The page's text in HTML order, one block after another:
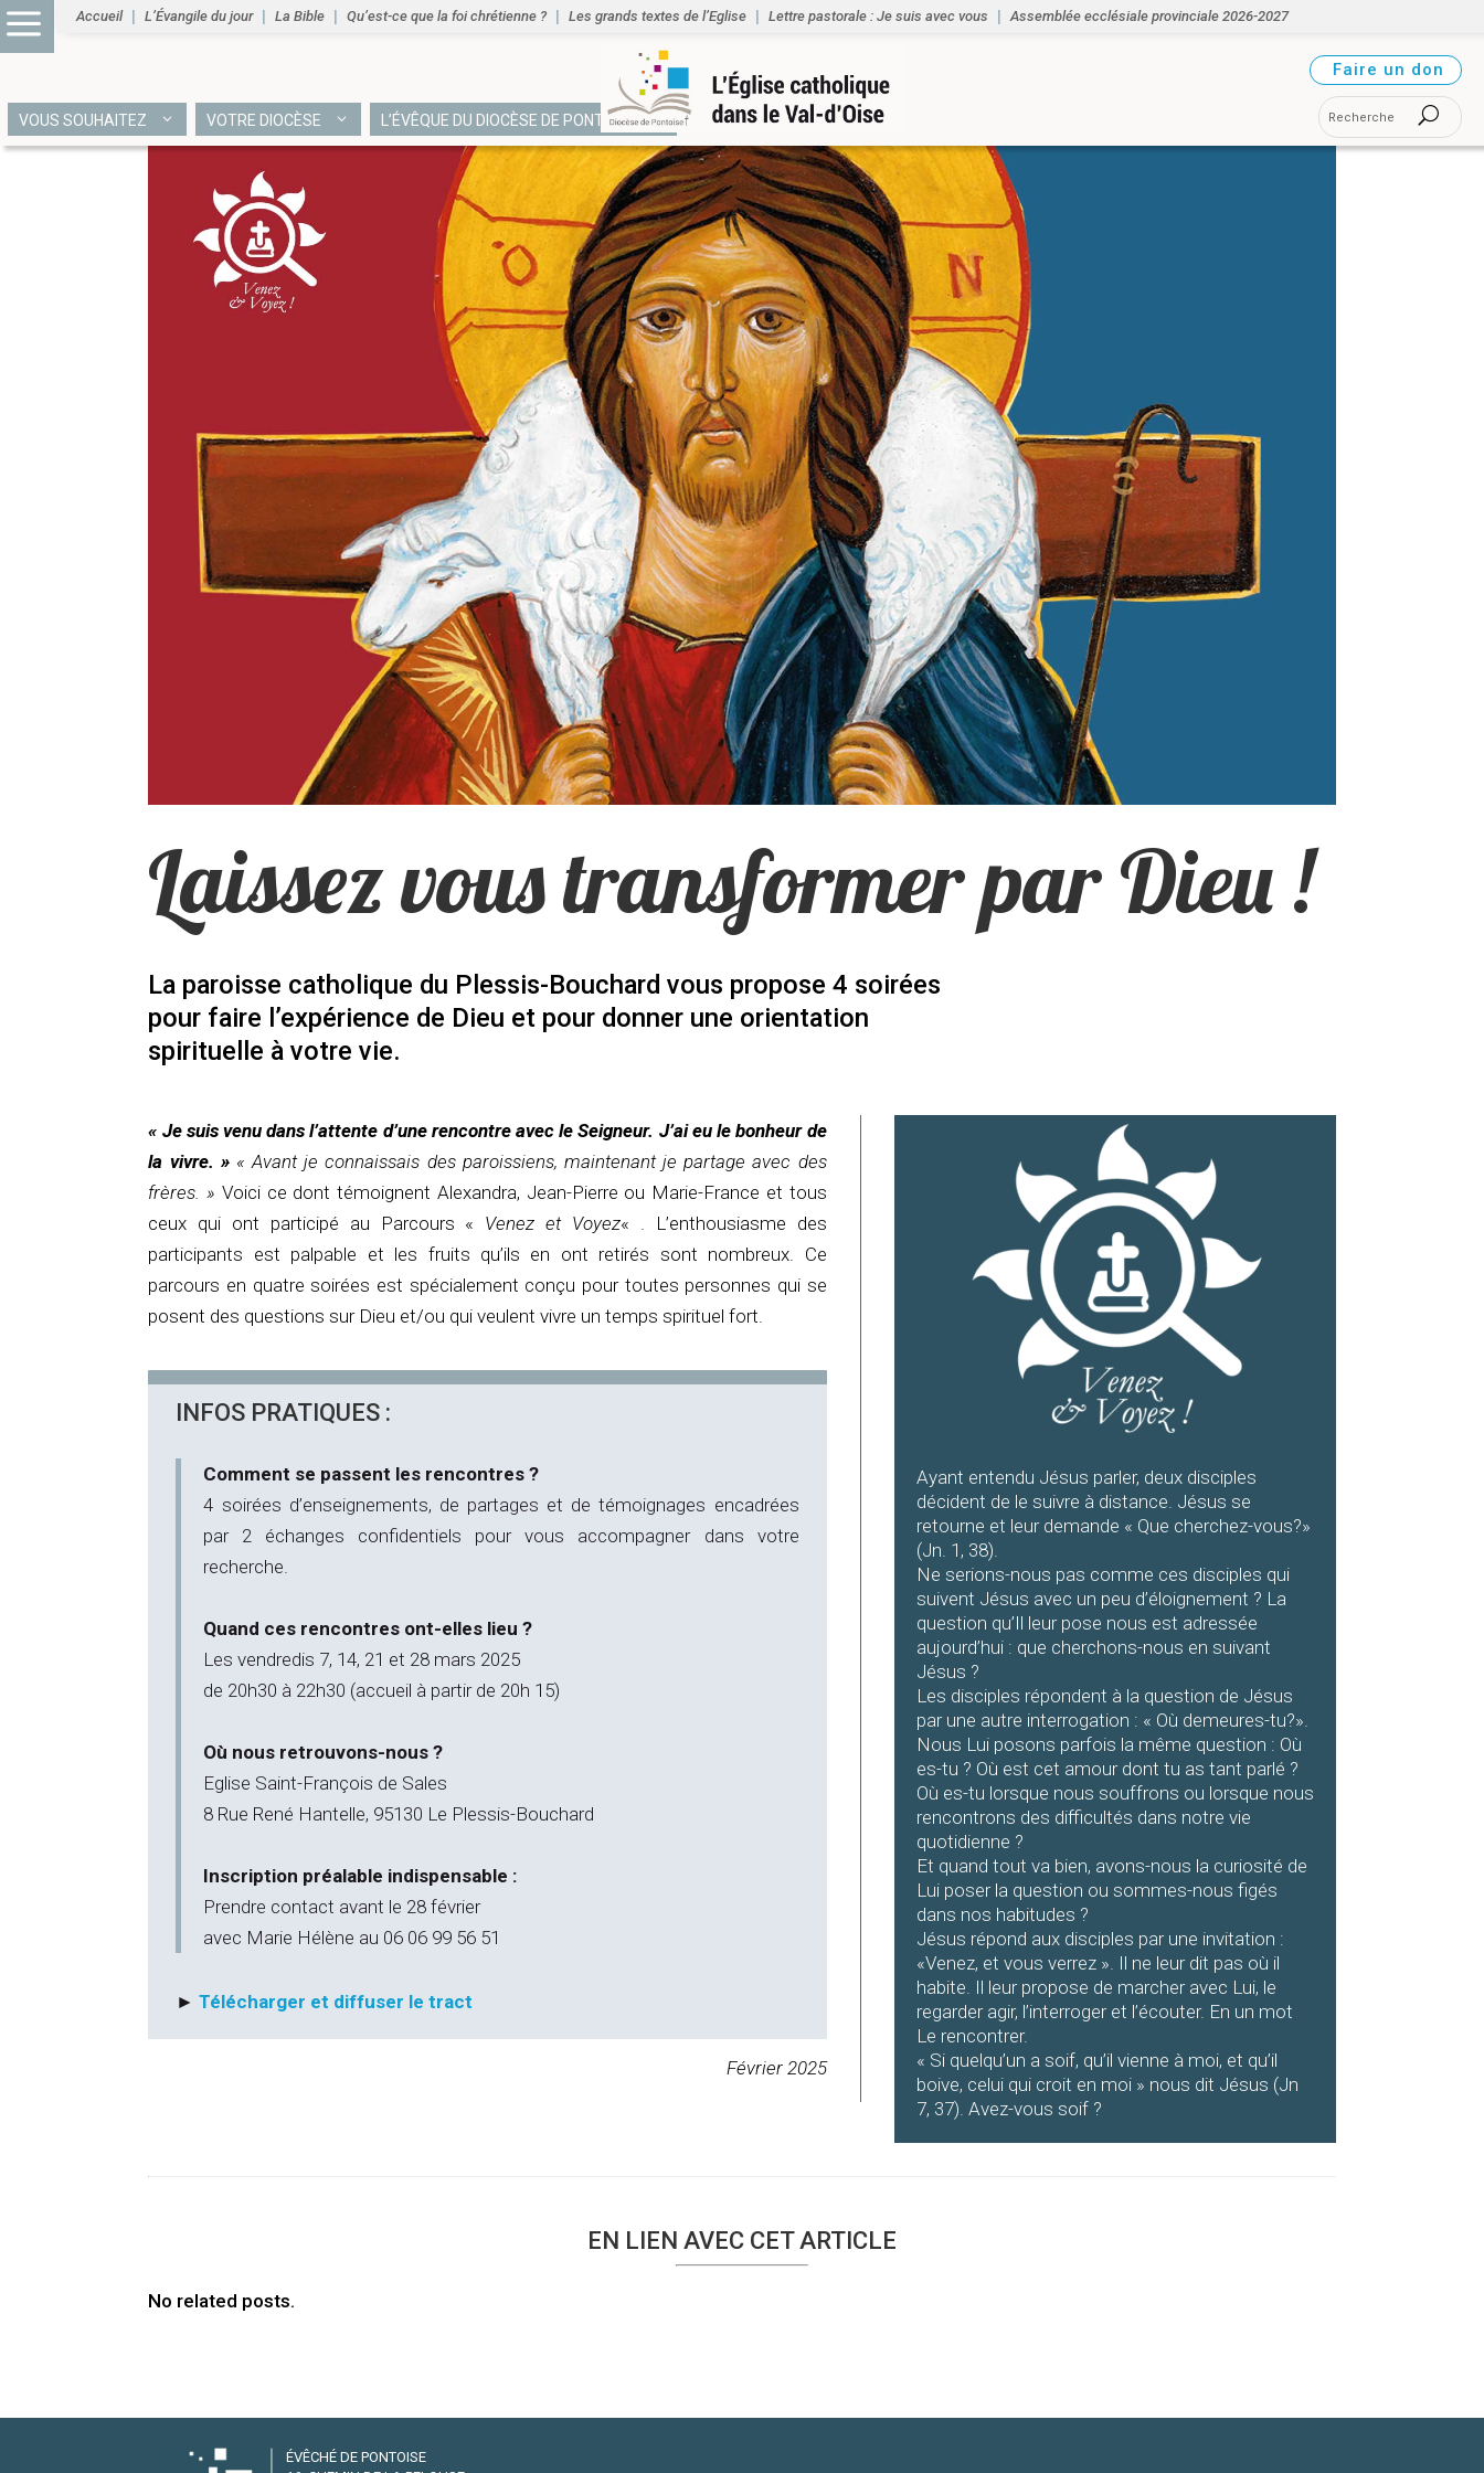
Accueil L’Évangile du jour La Bible Qu’est-ce que la foi chrétienne ? Les grands textes de l’Eglise Lettre pastorale : Je suis avec vous Assemblée ecclésiale provinciale 2026-2027
Faire un don
VOUS SOUHAITEZ VOTRE DIOCÈSE L’ÉVÊQUE DU DIOCÈSE DE PONTOISE
Laissez vous transformer par Dieu !
La paroisse catholique du Plessis-Bouchard vous propose 4 soirées
pour faire l’expérience de Dieu et pour donner une orientation
spirituelle à votre vie.
« Je suis venu dans l’attente d’une rencontre avec le Seigneur. J’ai eu le bonheur de
la vivre. »« Avant je connaissais des paroissiens, maintenant je partage avec des
frères. » Voici ce dont témoignent Alexandra, Jean-Pierre ou Marie-France et tous
ceux qui ont participé au Parcours « Venez et Voyez« . L’enthousiasme des
participants est palpable et les fruits qu’ils en ont retirés sont nombreux. Ce
parcours en quatre soirées est spécialement conçu pour toutes personnes qui se
posent des questions sur Dieu et/ou qui veulent vivre un temps spirituel fort.
INFOS PRATIQUES :
Comment se passent les rencontres ?
4 soirées d’enseignements, de partages et de témoignages encadrées
par 2 échanges confidentiels pour vous accompagner dans votre
recherche.
Quand ces rencontres ont-elles lieu ?
Lesvendredis 7, 14, 21 et 28 mars 2025
de 20h30 à 22h30 (accueil à partir de 20h 15)
Où nous retrouvons-nous ?
Eglise Saint-François de Sales
8 Rue René Hantelle, 95130 Le Plessis-Bouchard
Inscription préalable indispensable :
Prendre contact avant le 28 février
avec Marie Hélène au 06 06 99 56 51
►Télécharger et diffuser le tract
Février 2025
Ayant entendu Jésus parler, deux disciples
décident de le suivre à distance. Jésus se
retourne et leur demande « Que cherchez-vous?»
(Jn. 1, 38).
Ne serions-nous pas comme ces disciples qui
suivent Jésus avec un peu d’éloignement ? La
question qu’Il leur pose nous est adressée
aujourd’hui : que cherchons-nous en suivant
Jésus ?
Les disciples répondent à la question de Jésus
par une autre interrogation : « Où demeures-tu?».
Nous Lui posons parfois la même question : Où
es-tu ? Où est cet amour dont tu as tant parlé ?
Où es-tu lorsque nous souffrons ou lorsque nous
rencontrons des difficultés dans notre vie
quotidienne ?
Et quand tout va bien, avons-nous la curiosité de
Lui poser la question ou sommes-nous figés
dans nos habitudes ?
Jésus répond aux disciples par une invitation :
«Venez, et vous verrez ». Il ne leur dit pas où il
habite. Il leur propose de marcher avec Lui, le
regarder agir, l’interroger et l’écouter. En un mot
Le rencontrer.
« Si quelqu’un a soif, qu’il vienne à moi, et qu’il
boive, celui qui croit en moi » nous dit Jésus (Jn
7, 37). Avez-vous soif ?
EN LIEN AVEC CET ARTICLE
No related posts.
ÉVÊCHÉ DE PONTOISE